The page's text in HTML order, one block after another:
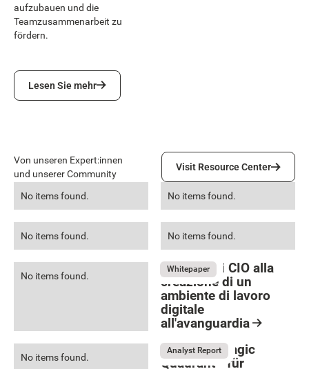
aufzubauen und die
Teamzusammenarbeit zu
fördern.
Lesen Sie mehr
Lesen Sie mehr
Von unseren Expert:innen
und unserer Community
Visit Resource Center
Visit Resource Center
No items found. No items found.
No items found. No items found.
No items found.
Whitepaper
Guida per i CIO alla
creazione di un
ambiente di lavoro
digitale
all'avanguardia
No items found.
Analyst Report
Gartner® Magic
Quadrant™ für